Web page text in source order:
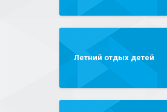
Летний отдых детей